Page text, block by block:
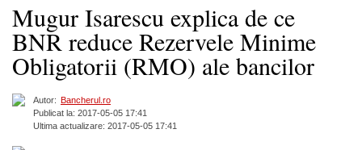
Mugur Isarescu explica de ce
BNR reduce Rezervele Minime
Obligatorii (RMO) ale bancilor
Autor: Bancherul.ro
Publicat la: 2017-05-05 17:41
Ultima actualizare: 2017-05-05 17:41